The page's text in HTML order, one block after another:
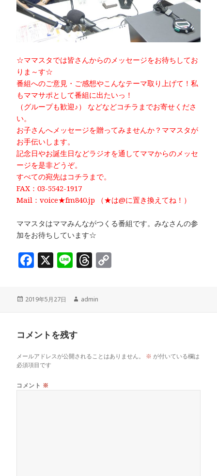
☆ママスタでは皆さんからのメッセージをお待ちしてお
りま～す☆
番組へのご意見・ご感想やこんなテーマ取り上げて！私
もママサポとして番組に出たいっ！
（グループも歓迎♪） などなどコチラまでお寄せくださ
い。
お子さんへメッセージを贈ってみませんか？ママスタが
お手伝いします。
記念日やお誕生日などラジオを通してママからのメッセ
ージを是非どうぞ。
すべての宛先はコチラまで。
FAX：03-5542-1917
Mail：voice★fm840.jp （★は@に置き換えてね！）
ママスタはママみんながつくる番組です。みなさんの参
加をお待ちしています☆
F
c
e
o
o
k
X Li
e
T
r
e
s k
投
2019年5月27日
作
admin
コメントを残す
メールアドレスが公開されることはありません。 ※ が付いている欄は
必須項目です
コメント ※